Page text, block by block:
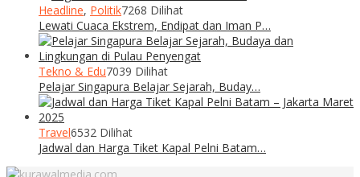
Headline, Politik7268 Dilihat
Lewati Cuaca Ekstrem, Endipat dan Iman P…
Tekno & Edu7039 Dilihat
Pelajar Singapura Belajar Sejarah, Buday…
Travel6532 Dilihat
Jadwal dan Harga Tiket Kapal Pelni Batam…